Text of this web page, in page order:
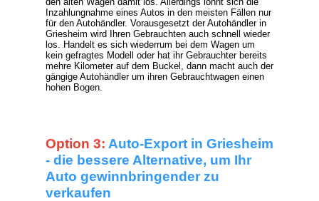
Inzahlungnahme eines Autos in den meisten Fällen nur
für den Autohändler. Vorausgesetzt der Autohändler in
Griesheim wird Ihren Gebrauchten auch schnell wieder
los. Handelt es sich wiederrum bei dem Wagen um
kein gefragtes Modell oder hat ihr Gebrauchter bereits
mehre Kilometer auf dem Buckel, dann macht auch der
gängige Autohändler um ihren Gebrauchtwagen einen
hohen Bogen.
Option 3: Auto-Export in Griesheim
- die bessere Alternative, um Ihr
Auto gewinnbringender zu
verkaufen